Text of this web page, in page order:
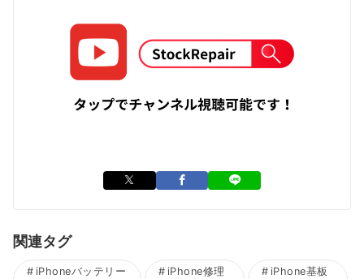
関連タグ
iPhoneバッテリー
iPhone修理
iPhone基板